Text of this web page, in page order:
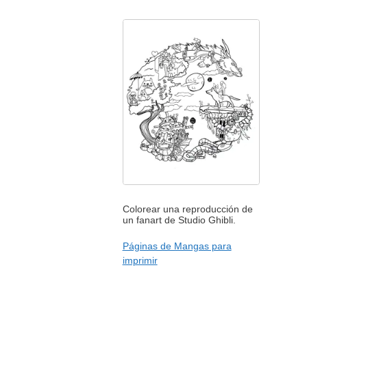
Colorear una reproducción de
un fanart de Studio Ghibli.
Páginas de Mangas para
imprimir